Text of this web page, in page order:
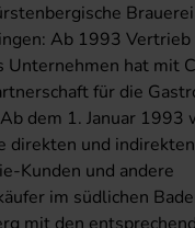
Ab 1993 Vertrieb
Unternehmen hat mit
für die
dem 1. Januar 1993
direkten und indirekten
Kunden und andere
im südlichen